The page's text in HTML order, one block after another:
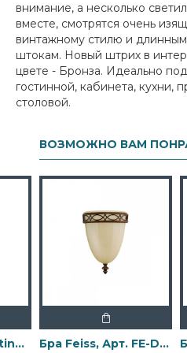
внимание, а несколько
вместе, смотрятся очень
винтажному стилю и
штокам. Новый штрих в
цвете - Бронза. Идеально
гостинной, кабинета, кухни,
столовой.
ВОЗМОЖНО ВАМ
Бра Elstead Lighting, Арт. DL-COSMOS1 Бра Feiss, Арт. FE-DRAWING-ROOM-WU1